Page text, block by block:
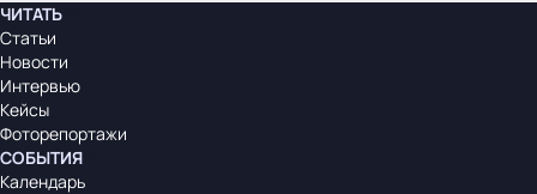
ЧИТАТЬ
Статьи
Новости
Интервью
Кейсы
Фоторепортажи
СОБЫТИЯ
Календарь